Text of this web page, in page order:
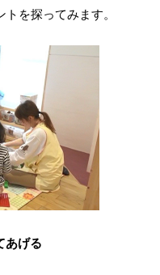
を探ってみます。
あげる